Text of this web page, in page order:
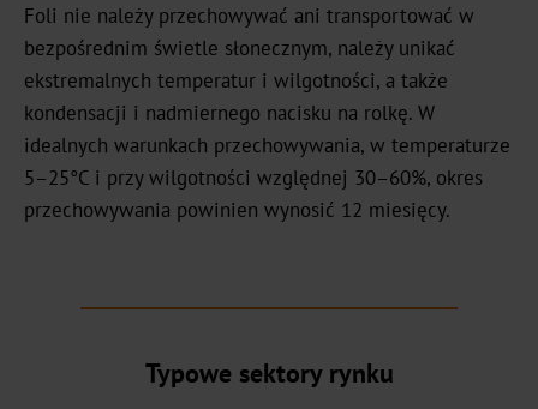
BSP
Trouble
Shooting
ZR
/
Digital
Foli nie należy przechowywać ani transportować w
bezpośrednim świetle słonecznym, należy unikać
ekstremalnych temperatur i wilgotności, a także
kondensacji i nadmiernego nacisku na rolkę. W
idealnych warunkach przechowywania, w temperaturze
5–25°C i przy wilgotności względnej 30–60%, okres
przechowywania powinien wynosić 12 miesięcy.
Typowe sektory rynku